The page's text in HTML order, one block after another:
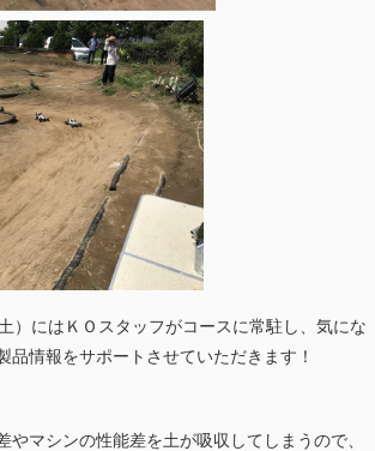
）にはＫＯスタッフがコースに常駐し、気にな
品情報をサポートさせていただきます！
やマシンの性能差を土が吸収してしまうので、